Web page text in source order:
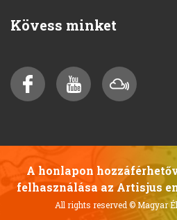
Kövess minket
A honlapon
felhasználása az Artisjus
All rights reserved© Magyar